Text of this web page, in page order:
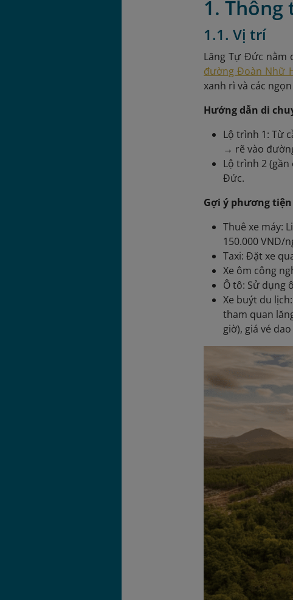
1.
1.1. Vị trí
Lăng Tự Đức nằm
đường Đoàn Nhữ
xanh rì và các
Hướng dẫn di
Lộ trình 1: Từ
→ rẽ vào
Lộ trình 2
Đức.
Gợi ý phương
Thuê xe máy:
150.000 VND/
Taxi: Đặt xe
Xe ôm công
Ô tô: Sử dụng
Xe buýt du
tham quan
giờ), giá vé